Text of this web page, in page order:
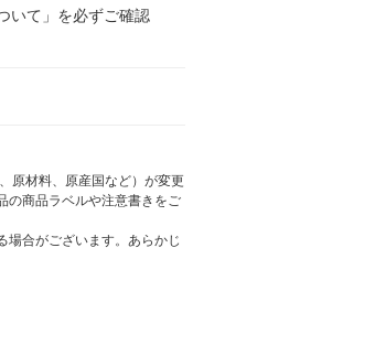
いて」を必ずご確認
原材料、原産国など）が変更
の商品ラベルや注意書きをご
場合がございます。あらかじ